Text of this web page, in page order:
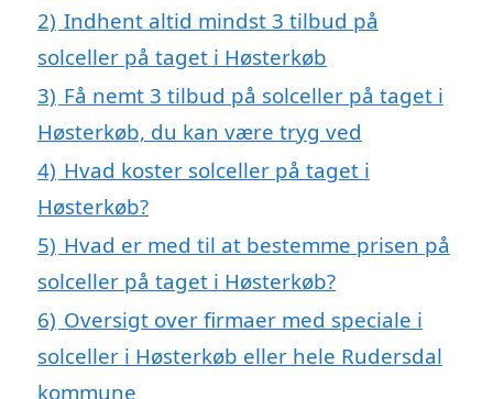
2) Indhent altid mindst 3 tilbud på
solceller på taget i Høsterkøb
3) Få nemt 3 tilbud på solceller på taget i
Høsterkøb, du kan være tryg ved
4) Hvad koster solceller på taget i
Høsterkøb?
5) Hvad er med til at bestemme prisen på
solceller på taget i Høsterkøb?
6) Oversigt over firmaer med speciale i
solceller i Høsterkøb eller hele Rudersdal
kommune